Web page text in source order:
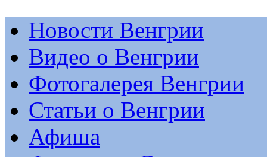
Новости Венгрии
Видео о Венгрии
Фотогалерея Венгрии
Статьи о Венгрии
Афиша